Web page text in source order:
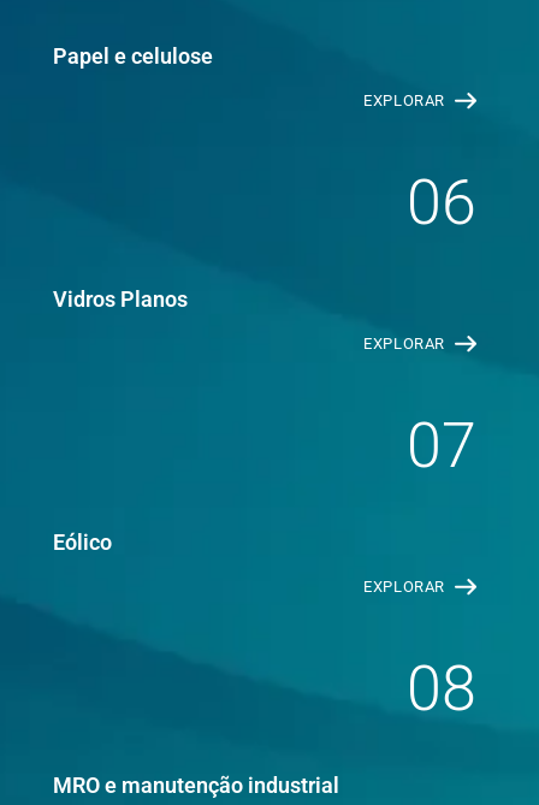
Papel e celulose
EXPLORAR
06
Vidros Planos
EXPLORAR
07
Eólico
EXPLORAR
08
MRO e manutenção industrial